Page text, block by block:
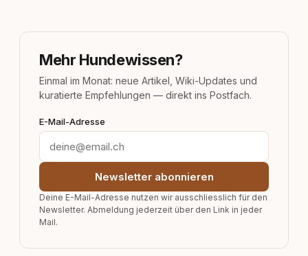
Mehr Hundewissen?
Einmal im Monat: neue Artikel, Wiki-Updates und
kuratierte Empfehlungen — direkt ins Postfach.
E-Mail-Adresse
Newsletter abonnieren
Deine E-Mail-Adresse nutzen wir ausschliesslich für den
Newsletter. Abmeldung jederzeit über den Link in jeder
Mail.